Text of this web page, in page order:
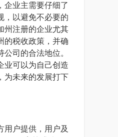
企业主需要仔细了
，以避免不必要的
州注册的企业尤其
的税收政策，并确
司的合法地位。
业可以为自己创造
为未来的发展打下
用户提供，用户及